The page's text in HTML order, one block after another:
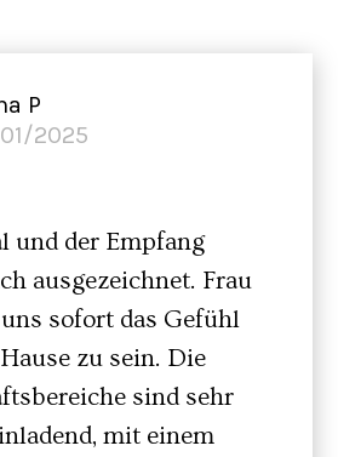
P
2025
und der Empfang
ausgezeichnet. Frau
sofort das Gefühl
zu sein. Die
sind sehr
mit einem